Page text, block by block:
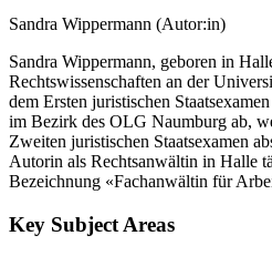
Sandra Wippermann (Autor:in)
Sandra Wippermann, geboren in
Rechtswissenschaften an der
dem Ersten juristischen
im Bezirk des OLG Naumburg ab,
Zweiten juristischen Staatsexamen
Autorin als Rechtsanwältin in Halle
Bezeichnung «Fachanwältin für
Key Subject Areas